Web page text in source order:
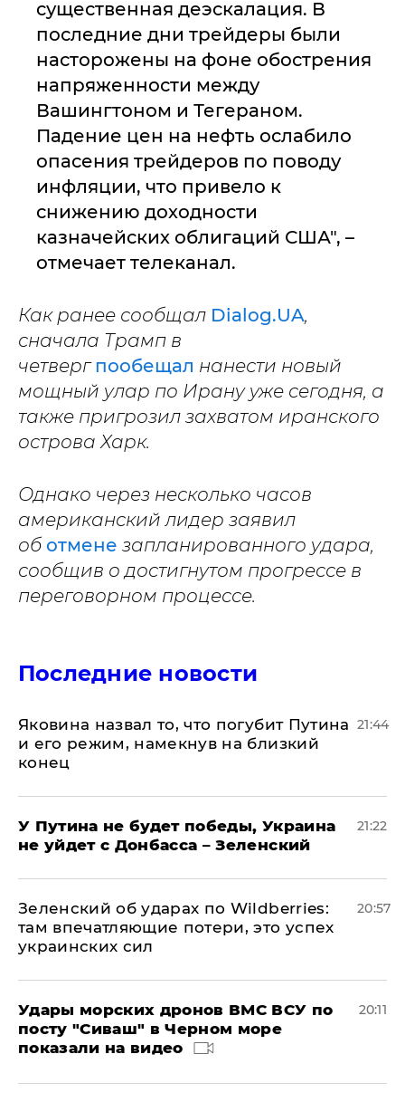
существенная деэскалация. В
последние дни трейдеры были
насторожены на фоне обострения
напряженности между
Вашингтоном и Тегераном.
Падение цен на нефть ослабило
опасения трейдеров по поводу
инфляции, что привело к
снижению доходности
казначейских облигаций США", –
отмечает телеканал.
Как ранее сообщал Dialog.UA,
сначала Трамп в
четвергпообещал нанести новый
мощный улар по Ирану уже сегодня, а
также пригрозил захватом иранского
острова Харк.
Однако через несколько часов
американский лидер заявил
об отмене запланированного удара,
сообщив о достигнутом прогрессе в
переговорном процессе.
Последние новости
Яковина назвал то, что погубит Путина
и его режим, намекнув на близкий
конец
21:44
У Путина не будет победы, Украина
не уйдет с Донбасса – Зеленский
21:22
Зеленский об ударах по Wildberries:
там впечатляющие потери, это успех
украинских сил
20:57
Удары морских дронов ВМС ВСУ по
посту "Сиваш" в Черном море
показали на видео
20:11